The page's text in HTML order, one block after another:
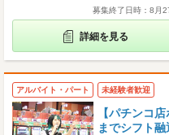
募集終了日時：8月
詳細を見る
アルバイト・パート 未経験者歓迎
【パチンコ
までシフト